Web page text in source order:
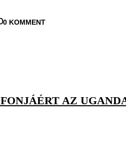
0 KOMMENT
AZ